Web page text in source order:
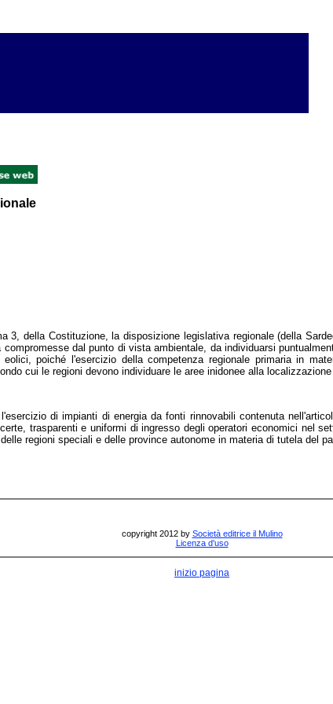
3, della Costituzione, la disposizione legislativa regionale (della
dal punto di vista ambientale, da individuarsi
poiché l'esercizio della competenza regionale primaria in
cui le regioni devono individuare le aree inidonee alla
di impianti di energia da fonti rinnovabili contenuta
trasparenti e uniformi di ingresso degli operatori economici nel
regioni speciali e delle province autonome in materia di tutela del
copyright 2012 by Società editrice il Mulino
Licenza d'uso
inizio pagina